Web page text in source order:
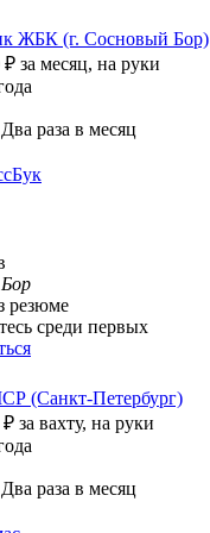
ЖБК (г. Сосновый Бор)
₽ за месяц, на руки
раза в месяц
резюме
среди первых
(Санкт-Петербург)
₽ за вахту, на руки
раза в месяц